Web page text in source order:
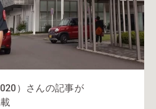
）さんの記事が